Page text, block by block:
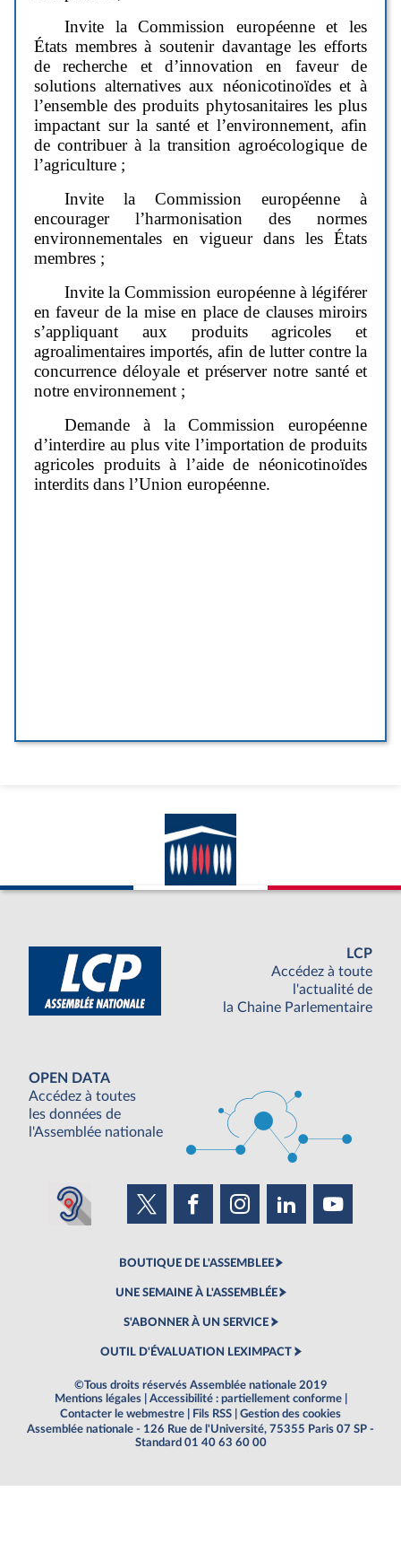
LCP
Accédez à toute
l'actualité de
la Chaine Parlementaire
OPEN DATA
Accédez à toutes
les données de
l'Assemblée nationale
BOUTIQUE DE L'ASSEMBLEE
UNE SEMAINE À L'ASSEMBLÉE
S'ABONNER À UN SERVICE
OUTIL D'ÉVALUATION LEXIMPACT
©Tous droits réservés Assemblée nationale 2019
Mentions légales
Accessibilité : partiellement conforme
Contacter le webmestre
Fils RSS
Gestion des cookies
Assemblée nationale - 126 Rue de l'Université, 75355 Paris 07 SP -
Standard 01 40 63 60 00